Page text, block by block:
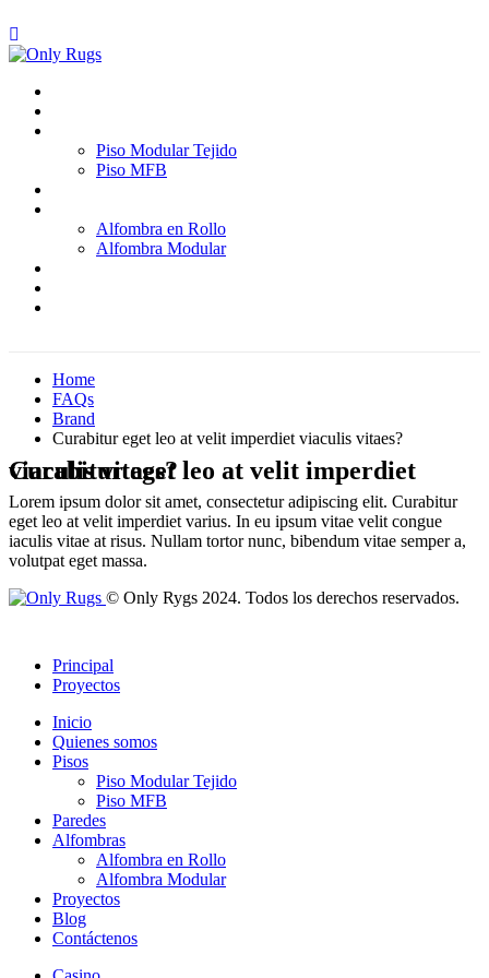
Piso Modular Tejido
Piso MFB
Alfombra en Rollo
Alfombra Modular
Home
FAQs
Brand
Curabitur eget leo at velit imperdiet viaculis vitaes?
Curabitur eget leo at velit imperdiet viaculis vitaes?
Lorem ipsum dolor sit amet, consectetur adipiscing elit. Curabitur
eget leo at velit imperdiet varius. In eu ipsum vitae velit congue
iaculis vitae at risus. Nullam tortor nunc, bibendum vitae semper a,
volutpat eget massa.
© Only Rygs 2024. Todos los derechos reservados.
Principal
Proyectos
Inicio
Quienes somos
Pisos
Piso Modular Tejido
Piso MFB
Paredes
Alfombras
Alfombra en Rollo
Alfombra Modular
Proyectos
Blog
Contáctenos